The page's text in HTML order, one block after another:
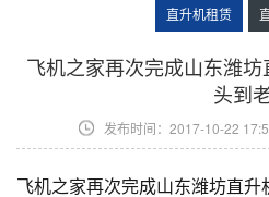
直升机租赁
飞机之家再次完成山东潍
头到
发布时间：2017-10-22
飞机之家再次完成山东潍坊直